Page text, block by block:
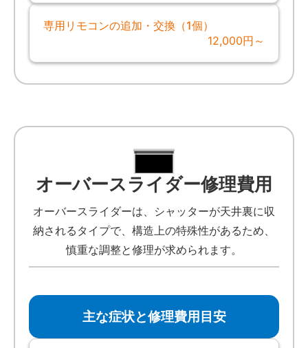
専用リモコンの追加・交換（1個）
12,000円～
オーバースライダー修理費用
オーバースライダーは、シャッターが天井裏に収
納されるタイプで、構造上の特殊性があるため、
慎重な調整と修理が求められます。
主な症状と修理費用目安